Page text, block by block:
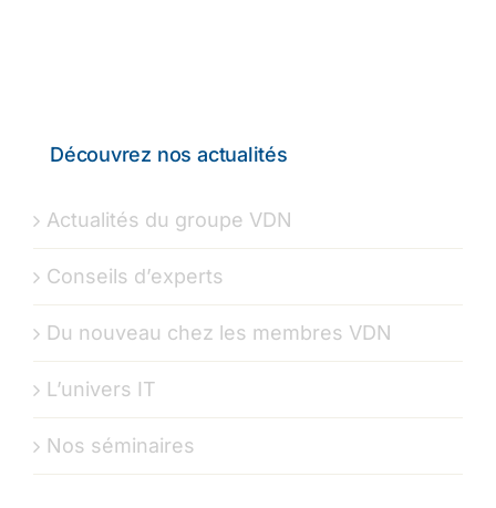
Découvrez nos actualités
Actualités du groupe VDN
Conseils d’experts
Du nouveau chez les membres VDN
L’univers IT
Nos séminaires